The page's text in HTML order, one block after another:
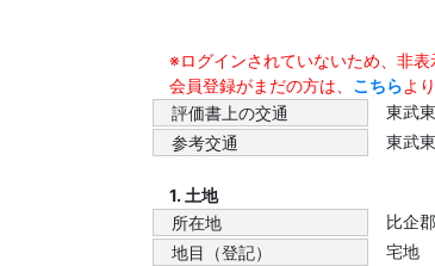
※ログインされていないため、非表
会員登録がまだの方は、 こちらよ
評価書上の交通
東武
参考交通
東武
1. 土地
所在地
比企
地目（登記）
宅地